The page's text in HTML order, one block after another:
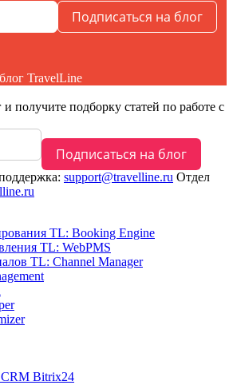
и получите подборку статей по работе с
support@travelline.ru Отдел
TL: Booking Engine
TL: WebPMS
TL: Channel Manager
Bitrix24